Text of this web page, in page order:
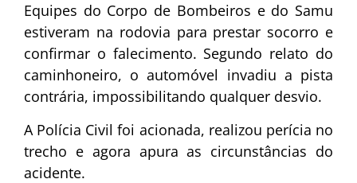
Equipes do Corpo de Bombeiros e do Samu
estiveram na rodovia para prestar socorro e
confirmar o falecimento. Segundo relato do
caminhoneiro, o automóvel invadiu a pista
contrária, impossibilitando qualquer desvio.
A Polícia Civil foi acionada, realizou perícia no
trecho e agora apura as circunstâncias do
acidente.